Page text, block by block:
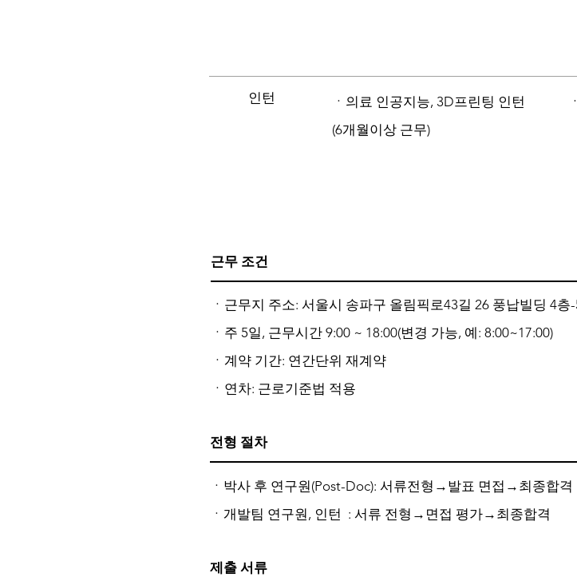
인턴
ㆍ의료 인공지능, 3D프린팅 인턴
(6개월이상 근무)
근무 조건
ㆍ근무지 주소: 서울시 송파구 올림픽로43길 26 풍납빌딩 4
ㆍ주 5일, 근무시간 9:00 ~ 18:00(변경 가능, 예: 8:00~17:00)
ㆍ계약 기간: 연간단위 재계약
ㆍ연차: 근로기준법 적용
전형 절차
ㆍ박사 후 연구원(Post-Doc): 서류전형→발표 면접→최종합격
ㆍ개발팀 연구원, 인턴 : 서류 전형→면접 평가→최종합격
제출 서류